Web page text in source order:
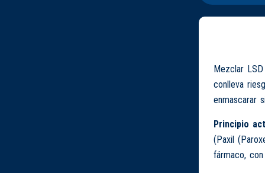
Mezclar
conlleva
enmascarar
Principio
(Paxil
fármaco,